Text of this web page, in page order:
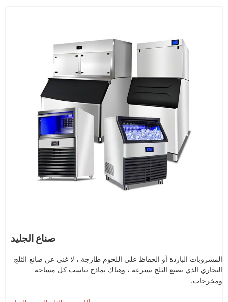
صناع الجليد
المشروبات الباردة أو الحفاظ على اللحوم طازجة ، لا غنى عن صانع الثلج
التجاري الذي يصنع الثلج بسرعة ، وهناك نماذج تناسب كل مساحة
ومخرجات.